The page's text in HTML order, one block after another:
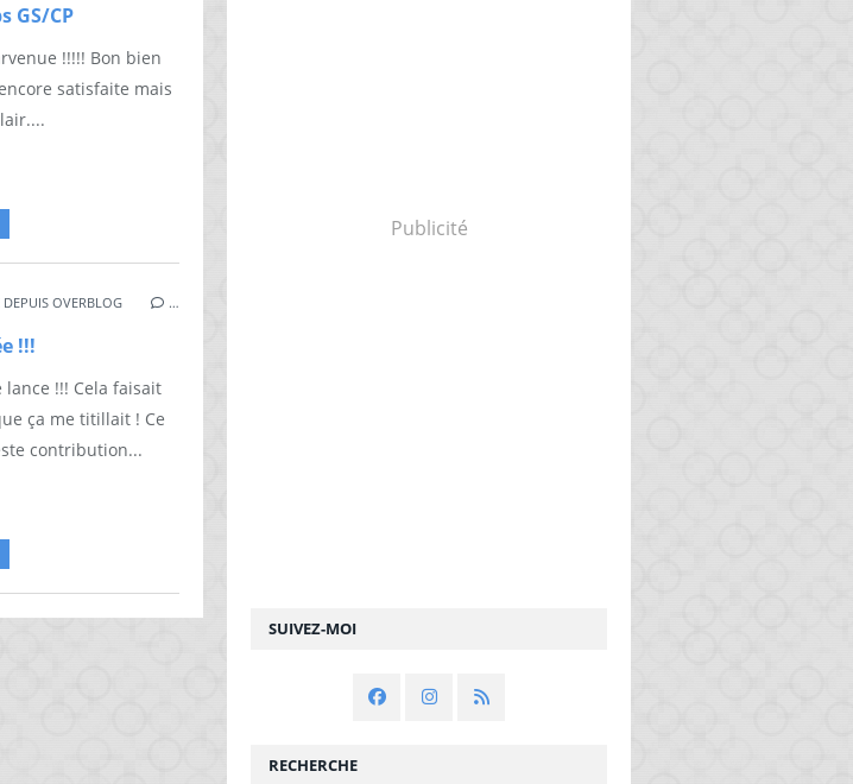
GS/CP
!!!!! Bon bien
satisfaite mais
DEPUIS OVERBLOG …
!!!
lance !!! Cela faisait
ça me titillait ! Ce
contribution...
SUIVEZ-MOI
RECHERCHE
Publicité